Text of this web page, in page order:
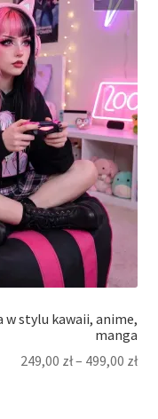
stylu kawaii, anime,
manga
249,00 zł– 499,00 zł